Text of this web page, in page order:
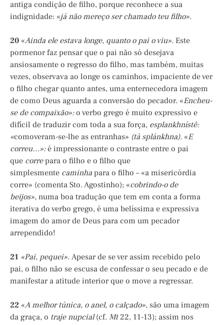
antiga condição de filho, porque reconhece a sua
indignidade: «já não mereço ser chamado teu filho».
20 «Ainda ele estava longe, quanto o pai o viu». Este
pormenor faz pensar que o pai não só desejava
ansiosamente o regresso do filho, mas também, muitas
vezes, observava ao longe os caminhos, impaciente de ver
o filho chegar quanto antes, uma enternecedora imagem
de como Deus aguarda a conversão do pecador. «Encheu-
se de compaixão»: o verbo grego é muito expressivo e
difícil de traduzir com toda a sua força, esplankhnístê:
«comoveram-se-lhe as entranhas» (tà splánkhna). «E
correu…»:é impressionante o contraste entre o pai
que correpara o filho e o filho que
simplesmente caminha para o filho – «a misericórdia
corre» (comenta Sto. Agostinho); «cobrindo-o de
beijos», numa boa tradução que tem em conta a forma
iterativa do verbo grego, é uma belíssima e expressiva
imagem do amor de Deus para com um pecador
arrependido!
21 «Pai, pequei». Apesar de se ver assim recebido pelo
pai, o filho não se escusa de confessar o seu pecado e de
manifestar a atitude interior que o move a regressar.
22 «A melhor túnica, o anel, o calçado», são uma imagem
da graça, o traje nupcial(cf. Mt22, 11-13); assim nos